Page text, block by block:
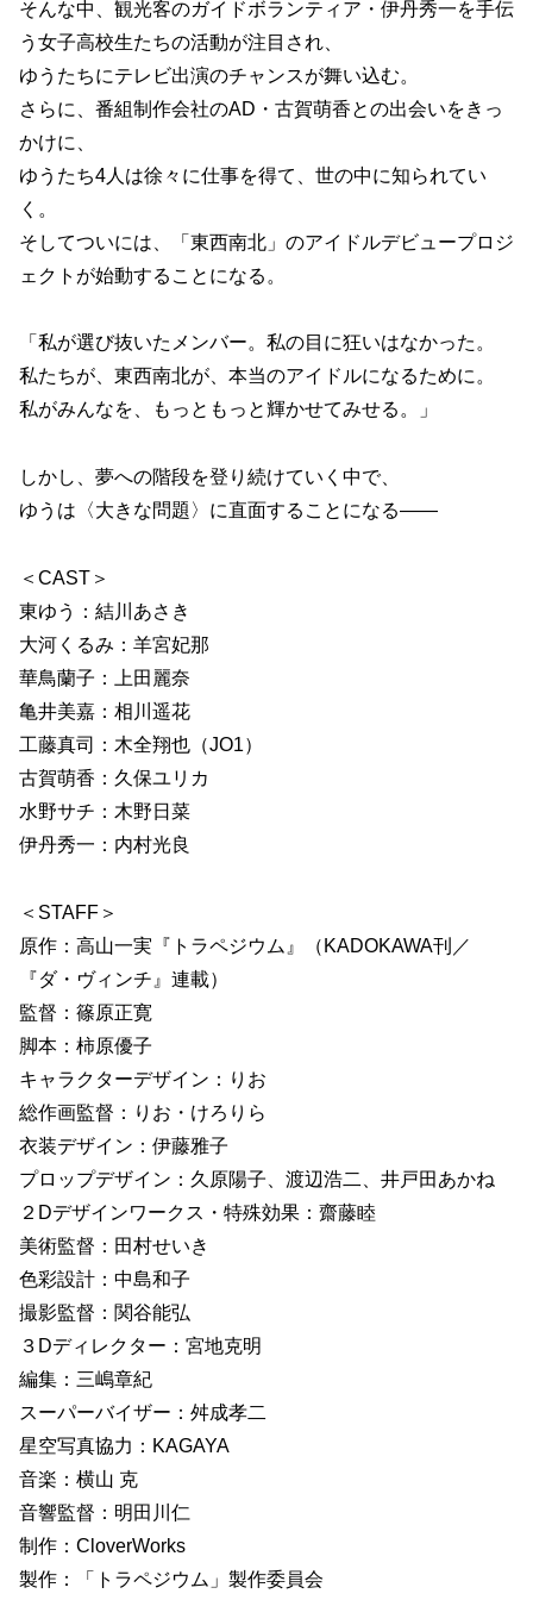
そんな中、観光客のガイドボランティア・伊丹秀一を手伝
う女子高校生たちの活動が注目され、
ゆうたちにテレビ出演のチャンスが舞い込む。
さらに、番組制作会社のAD・古賀萌香との出会いをきっ
かけに、
ゆうたち4人は徐々に仕事を得て、世の中に知られてい
く。
そしてついには、「東西南北」のアイドルデビュープロジ
ェクトが始動することになる。
「私が選び抜いたメンバー。私の目に狂いはなかった。
私たちが、東西南北が、本当のアイドルになるために。
私がみんなを、もっともっと輝かせてみせる。」
しかし、夢への階段を登り続けていく中で、
ゆうは〈大きな問題〉に直面することになる――
＜CAST＞
東ゆう：結川あさき
大河くるみ：羊宮妃那
華鳥蘭子：上田麗奈
亀井美嘉：相川遥花
工藤真司：木全翔也（JO1）
古賀萌香：久保ユリカ
水野サチ：木野日菜
伊丹秀一：内村光良
＜STAFF＞
原作：高山一実『トラペジウム』（KADOKAWA刊／
『ダ・ヴィンチ』連載）
監督：篠原正寛
脚本：柿原優子
キャラクターデザイン：りお
総作画監督：りお・けろりら
衣装デザイン：伊藤雅子
プロップデザイン：久原陽子、渡辺浩二、井戸田あかね
２Dデザインワークス・特殊効果：齋藤睦
美術監督：田村せいき
色彩設計：中島和子
撮影監督：関谷能弘
３Dディレクター：宮地克明
編集：三嶋章紀
スーパーバイザー：舛成孝二
星空写真協力：KAGAYA
音楽：横山 克
音響監督：明田川仁
制作：CloverWorks
製作：「トラペジウム」製作委員会